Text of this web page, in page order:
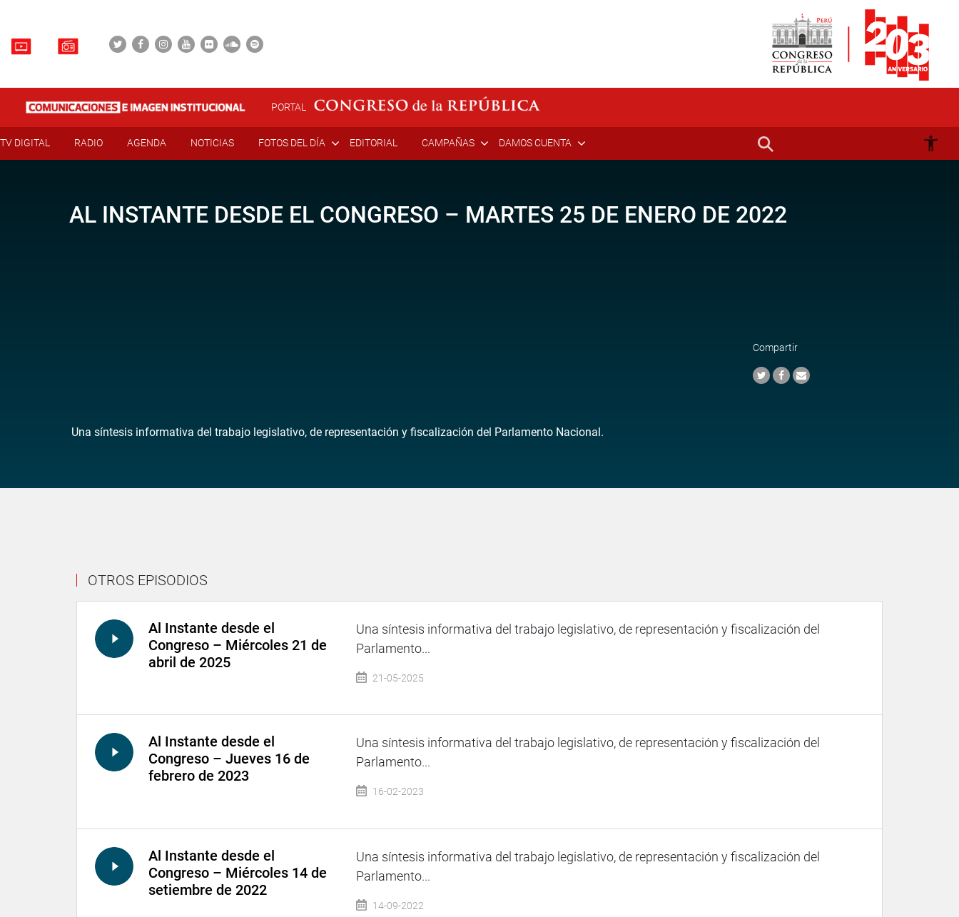
PORTAL
TV DIGITAL RADIO AGENDA NOTICIAS FOTOS DEL DÍA EDITORIAL CAMPAÑAS DAMOS CUENTA
AL INSTANTE DESDE EL CONGRESO – MARTES 25 DE ENERO DE 2022
Compartir
Una síntesis informativa del trabajo legislativo, de representación y fiscalización del Parlamento Nacional.
OTROS EPISODIOS
Al Instante desde el
Congreso – Miércoles 21 de
abril de 2025
Una síntesis informativa del trabajo legislativo, de representación y fiscalización del
Parlamento...
21-05-2025
Al Instante desde el
Congreso – Jueves 16 de
febrero de 2023
Una síntesis informativa del trabajo legislativo, de representación y fiscalización del
Parlamento...
16-02-2023
Al Instante desde el
Congreso – Miércoles 14 de
setiembre de 2022
Una síntesis informativa del trabajo legislativo, de representación y fiscalización del
Parlamento...
14-09-2022